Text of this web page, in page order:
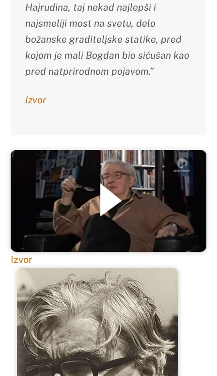
Hajrudina, taj nekad najlepši i
najsmeliji most na svetu, delo
božanske graditeljske statike, pred
kojom je mali Bogdan bio sićušan kao
pred natprirodnom pojavom.”
Izvor
Izvor